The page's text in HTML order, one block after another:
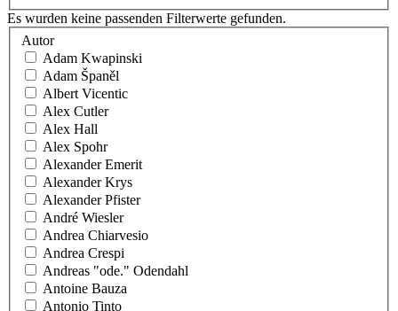
Es wurden keine passenden Filterwerte gefunden.
Autor
Adam Kwapinski
Adam Španěl
Albert Vicentic
Alex Cutler
Alex Hall
Alex Spohr
Alexander Emerit
Alexander Krys
Alexander Pfister
André Wiesler
Andrea Chiarvesio
Andrea Crespi
Andreas "ode." Odendahl
Antoine Bauza
Antonio Tinto